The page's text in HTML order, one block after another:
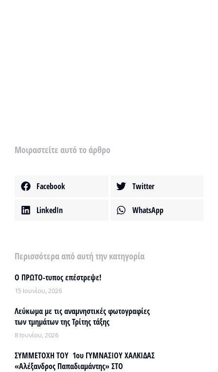
Μοιραστείτε αυτό το άρθρο
Facebook Twitter
LinkedIn WhatsApp
Περισσότερα από αυτή την κατηγορία
Ο ΠΡΩΤΟ-τυπος επέστρεψε!
15 Ιουνίου, 2026
Λεύκωμα με τις αναμνηστικές φωτογραφίες
των τμημάτων της Τρίτης τάξης
8 Ιουνίου, 2026
ΣΥΜΜΕΤΟΧΗ ΤΟΥ 1ου ΓΥΜΝΑΣΙΟΥ ΧΑΛΚΙΔΑΣ
«Αλέξανδρος Παπαδιαμάντης» ΣΤΟ